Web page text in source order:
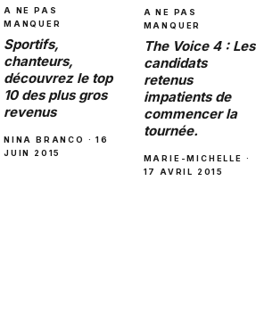
A NE PAS
MANQUER
Sportifs,
chanteurs,
découvrez le top
10 des plus gros
revenus
NINA BRANCO · 16
JUIN 2015
A NE PAS
MANQUER
The Voice 4 : Les
candidats
retenus
impatients de
commencer la
tournée.
MARIE-MICHELLE ·
17 AVRIL 2015